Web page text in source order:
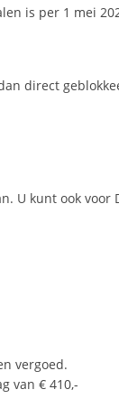
is per 1 mei
direct
U kunt ook voor
vergoed.
van € 410,-